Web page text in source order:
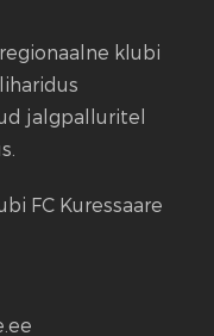
klubi
jalgpalluritel
FC Kuressaare